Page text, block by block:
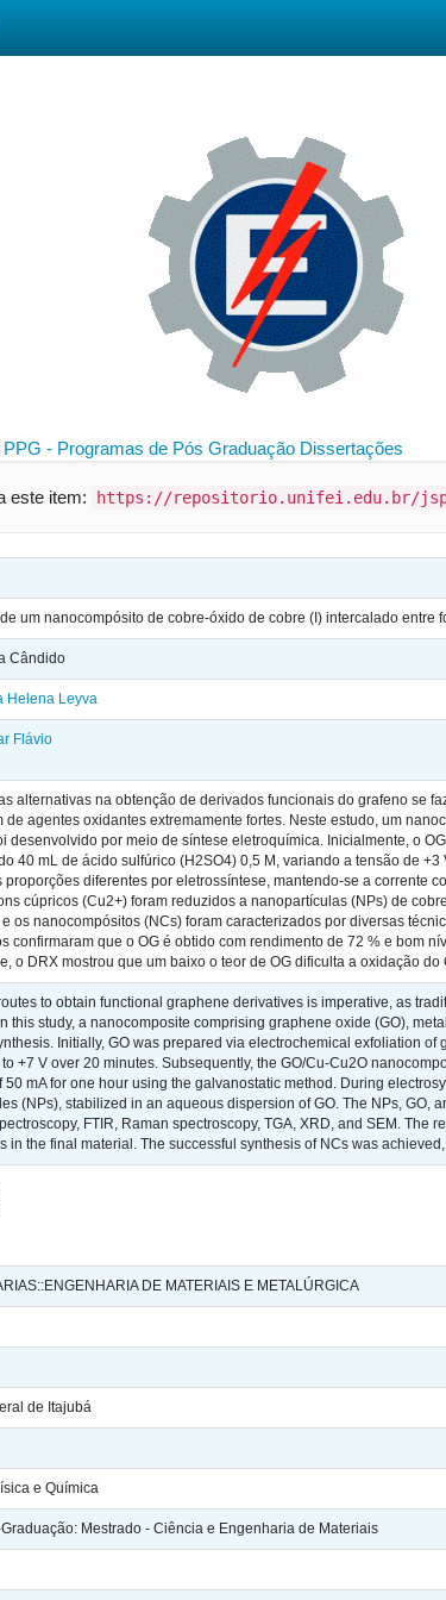
PPG - Programas de Pós Graduação Dissertações
este item: https://repositorio.unifei.edu.br/
um nanocompósito de cobre-óxido de cobre (I) intercalado entre
Cândido
Helena Leyva
Flávio
alternativas na obtenção de derivados funcionais do grafeno se
de agentes oxidantes extremamente fortes. Neste estudo, um
desenvolvido por meio de síntese eletroquímica. Inicialmente, o
40 mL de ácido sulfúrico (H2SO4) 0,5 M, variando a tensão de
proporções diferentes por eletrossíntese, mantendo-se a corrente
cúpricos (Cu2+) foram reduzidos a nanopartículas (NPs) de
e os nanocompósitos (NCs) foram caracterizados por diversas
confirmaram que o OG é obtido com rendimento de 72 % e bom
o DRX mostrou que um baixo o teor de OG dificulta a oxidação do
to obtain functional graphene derivatives is imperative, as
this study, a nanocomposite comprising graphene oxide (GO),
Initially, GO was prepared via electrochemical exfoliation
+7 V over 20 minutes. Subsequently, the GO/Cu-Cu2O
50 mA for one hour using the galvanostatic method. During
(NPs), stabilized in an aqueous dispersion of GO. The NPs,
FTIR, Raman spectroscopy, TGA, XRD, and SEM.
in the final material. The successful synthesis of NCs was
DE MATERIAIS E METALÚRGICA
de Itajubá
e Química
Mestrado - Ciência e Engenharia de Materiais